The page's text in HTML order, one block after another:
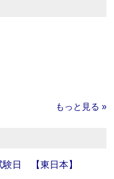
もっと見る »
日 【東日本】